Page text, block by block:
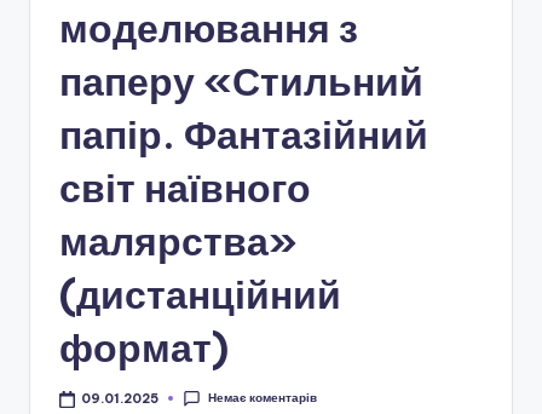
л
ь
н
о
-
п
а
т
р
і
моделювання з
паперу «Стильний
папір. Фантазійний
світ наївного
малярства»
(дистанційний
формат)
09.01.2025 Немає коментарів